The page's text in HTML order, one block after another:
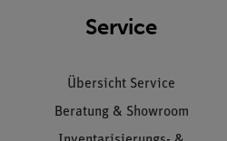
Service
Übersicht Service
Beratung & Showroom